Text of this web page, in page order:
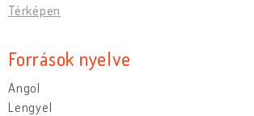
Térképen
Források nyelve
Angol
Lengyel